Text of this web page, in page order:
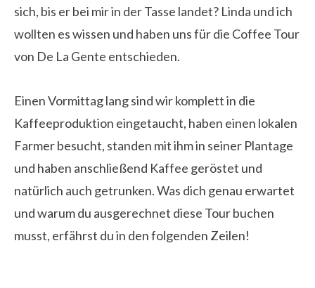
sich, bis er bei mir in der Tasse landet? Linda und ich
wollten es wissen und haben uns für die Coffee Tour
von De La Gente entschieden.
Einen Vormittag lang sind wir komplett in die
Kaffeeproduktion eingetaucht, haben einen lokalen
Farmer besucht, standen mit ihm in seiner Plantage
und haben anschließend Kaffee geröstet und
natürlich auch getrunken. Was dich genau erwartet
und warum du ausgerechnet diese Tour buchen
musst, erfährst du in den folgenden Zeilen!